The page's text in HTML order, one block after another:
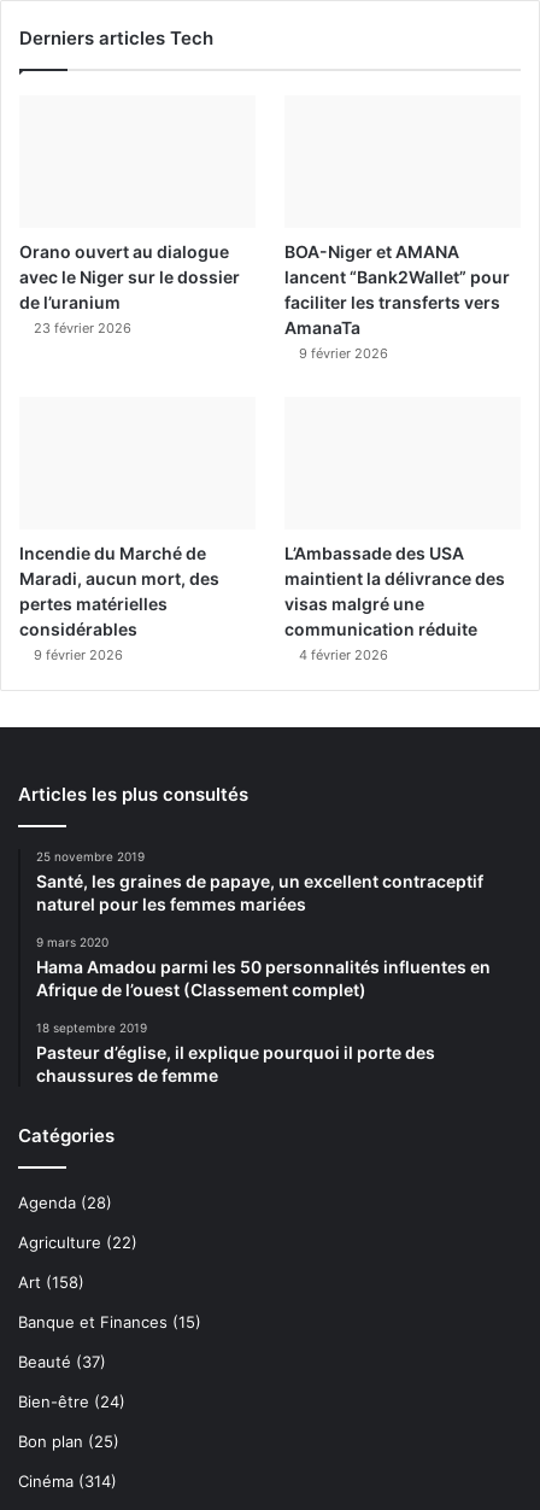
Derniers articles Tech
Orano ouvert au dialogue
avec le Niger sur le dossier
de l’uranium
23 février 2026
BOA-Niger et AMANA
lancent “Bank2Wallet” pour
faciliter les transferts vers
AmanaTa
9 février 2026
Incendie du Marché de
Maradi, aucun mort, des
pertes matérielles
considérables
9 février 2026
L’Ambassade des USA
maintient la délivrance des
visas malgré une
communication réduite
4 février 2026
Articles les plus consultés
25 novembre 2019
Santé, les graines de papaye, un excellent contraceptif
naturel pour les femmes mariées
9 mars 2020
Hama Amadou parmi les 50 personnalités influentes en
Afrique de l’ouest (Classement complet)
18 septembre 2019
Pasteur d’église, il explique pourquoi il porte des
chaussures de femme
Catégories
Agenda (28)
Agriculture (22)
Art (158)
Banque et Finances (15)
Beauté (37)
Bien-être (24)
Bon plan (25)
Cinéma (314)